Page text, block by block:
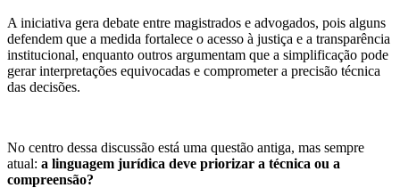
A iniciativa gera debate entre magistrados e advogados, pois alguns
defendem que a medida fortalece o acesso à justiça e a transparência
institucional, enquanto outros argumentam que a simplificação pode
gerar interpretações equivocadas e comprometer a precisão técnica
das decisões.
No centro dessa discussão está uma questão antiga, mas sempre
atual: a linguagem jurídica deve priorizar a técnica ou a
compreensão?